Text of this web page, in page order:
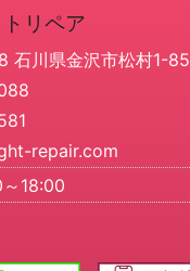
リペア
石川県金沢市松村1-85
repair.com
18:00